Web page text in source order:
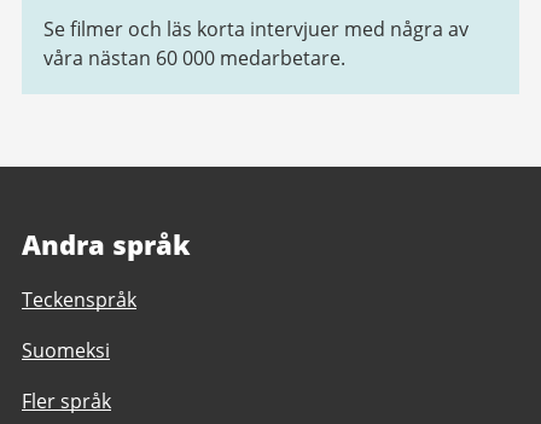
Se filmer och läs korta intervjuer med några av
våra nästan 60 000 medarbetare.
Andra språk
Teckenspråk
Suomeksi
Fler språk